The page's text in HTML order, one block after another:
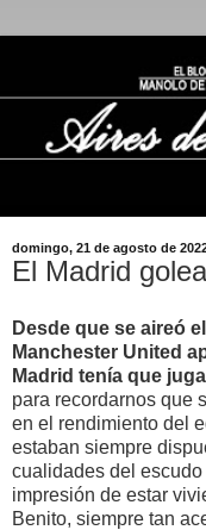
domingo, 21 de agosto de
El Madrid
Desde que se aireó
Manchester United
Madrid tenía que
para recordarnos que
en el rendimiento del
estaban siempre
cualidades del
impresión de estar
Benito, siempre tan